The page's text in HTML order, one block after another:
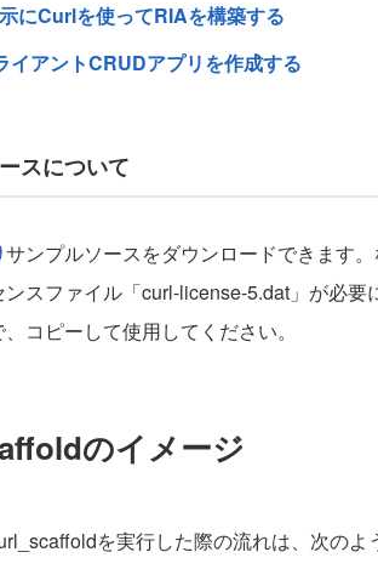
にCurlを使ってRIAを構築する
イアントCRUDアプリを作成する
スについて
サンプルソースをダウンロードできます
ンスファイル「curl-license-5.dat」が必
コピーして使用してください。
のイメージ
を実行した際の流れは、次のよ